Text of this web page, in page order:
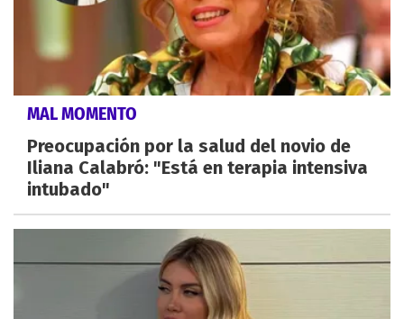
MAL MOMENTO
Preocupación por la salud del novio de
Iliana Calabró: "Está en terapia intensiva
intubado"